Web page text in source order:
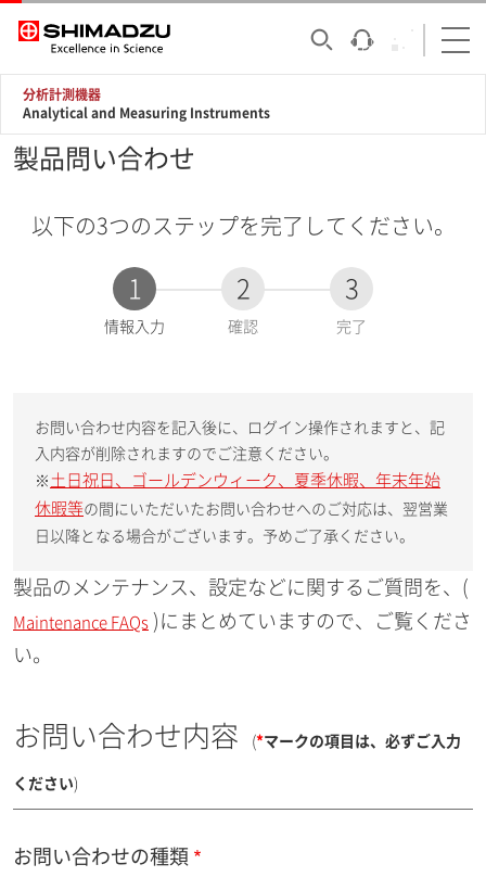
分析計測機器
Analytical and Measuring Instruments
製品問い合わせ
以下の3つのステップを完了してください。
1
現
情報入力
2
確認
3
完了
お問い合わせ内容を記入後に、ログイン操作されますと、記
入内容が削除されますのでご注意ください。
※ 土日祝日、ゴールデンウィーク、夏季休暇、年末年始
休暇等の間にいただいたお問い合わせへのご対応は、翌営業
日以降となる場合がございます。予めご了承ください。
製品のメンテナンス、設定などに関するご質問を、(
Maintenance FAQs )にまとめていますので、ご覧くださ
い。
お問い合わせ内容 (*マークの項目は、必ずご入力
ください)
お問い合わせの種類